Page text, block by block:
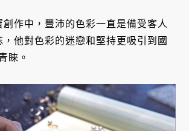
創作中，豐沛的色彩一直是備受客人
他對色彩的迷戀和堅持更吸引到國
睞。